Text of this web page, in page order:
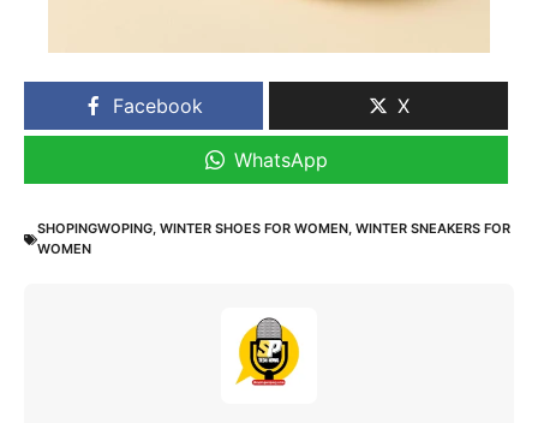
Facebook X
WhatsApp
SHOPINGWOPING, WINTER SHOES FOR WOMEN, WINTER SNEAKERS FOR
WOMEN